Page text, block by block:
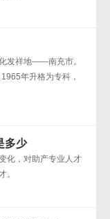
发祥地——南充市。
年升格为专科，
多少
化，对助产专业人才
。